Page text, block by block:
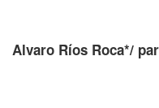
Alvaro Ríos Roca*/